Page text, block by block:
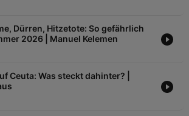
Dürren, Hitzetote: So gefährlich
2026 | Manuel Kelemen
Ceuta: Was steckt dahinter? |